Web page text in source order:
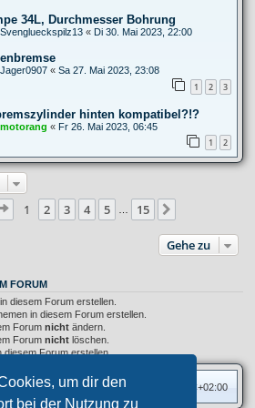
um dir den
bei der Nutzung zu
34L, Durchmesser Bohrung
Svenglueckspilz13 « Di 30. Mai 2023, 22:00
Jager0907 « Sa 27. Mai 2023, 23:08
1 2 3
hinten kompatibel?!?
motorang « Fr 26. Mai 2023, 06:45
1 2
Seite 1von 15
1 2 3 4 5 15
Gehe zu
FORUM
diesem Forum erstellen.
in diesem Forum erstellen.
Forum nicht ändern.
Forum nicht löschen.
diesem Forum erstellen.
Alle Zeiten sind UTC+02:00